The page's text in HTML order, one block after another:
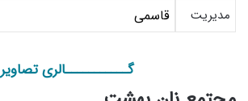
مدیریت قاسمی
گـــــــــــالری تصاویر